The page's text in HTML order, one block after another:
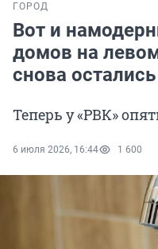
ГОРОД
Вот и
домов на
снова
Теперь у «РВК»
6 июля 2026, 16:44 1 600